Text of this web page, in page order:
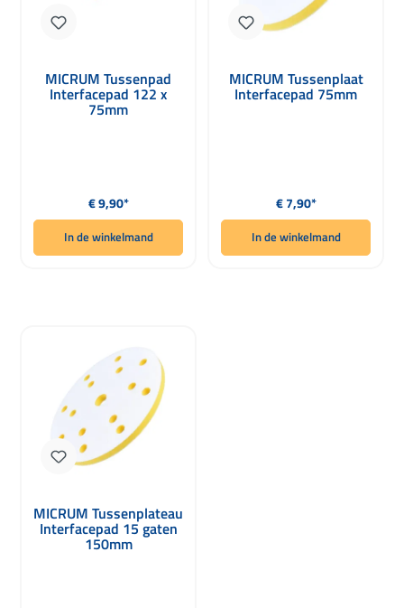
MICRUM Tussenpad
Interfacepad 122 x
75mm
Normale prijs:
€ 9,90*
In de winkelmand
MICRUM Tussenplaat
Interfacepad 75mm
Normale prijs:
€ 7,90*
In de winkelmand
MICRUM Tussenplateau
Interfacepad 15 gaten
150mm